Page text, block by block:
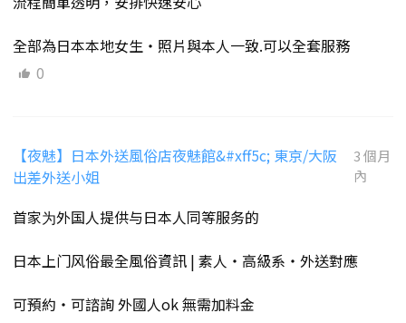
全部為日本本地女生・照片與本人一致.可以全套服務
0
【夜魅】日本外送風俗店夜魅館&#xff5c; 東京/大阪
出差外送小姐
3 個月
內
首家为外国人提供与日本人同等服务的
日本上门风俗最全風俗資訊 | 素人・高級系・外送對應
可預約・可諮詢 外國人ok 無需加料金